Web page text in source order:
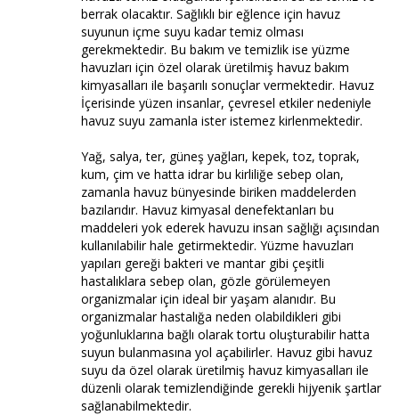
berrak olacaktır. Sağlıklı bir eğlence için havuz
suyunun içme suyu kadar temiz olması
gerekmektedir. Bu bakım ve temizlik ise yüzme
havuzları için özel olarak üretilmiş havuz bakım
kimyasalları ile başarılı sonuçlar vermektedir. Havuz
İçerisinde yüzen insanlar, çevresel etkiler nedeniyle
havuz suyu zamanla ister istemez kirlenmektedir.
Yağ, salya, ter, güneş yağları, kepek, toz, toprak,
kum, çim ve hatta idrar bu kirliliğe sebep olan,
zamanla havuz bünyesinde biriken maddelerden
bazılarıdır. Havuz kimyasal denefektanları bu
maddeleri yok ederek havuzu insan sağlığı açısından
kullanılabilir hale getirmektedir. Yüzme havuzları
yapıları gereği bakteri ve mantar gibi çeşitli
hastalıklara sebep olan, gözle görülemeyen
organizmalar için ideal bir yaşam alanıdır. Bu
organizmalar hastalığa neden olabildikleri gibi
yoğunluklarına bağlı olarak tortu oluşturabilir hatta
suyun bulanmasına yol açabilirler. Havuz gibi havuz
suyu da özel olarak üretilmiş havuz kimyasalları ile
düzenli olarak temizlendiğinde gerekli hijyenik şartlar
sağlanabilmektedir.